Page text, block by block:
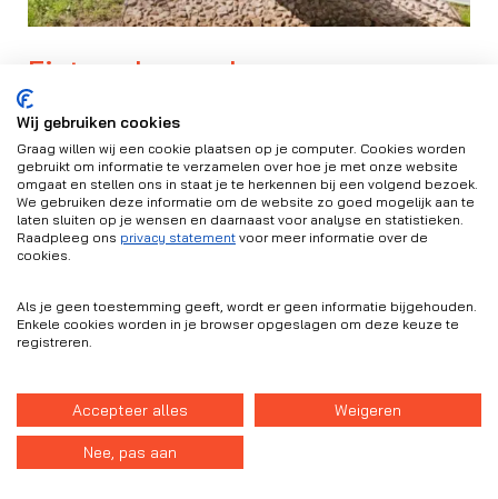
Fietspaden en -bruggen
buitengebied Enter
5 KM fietspad en 4 fietsbruggen
Bekijk project
Neem contact met
ons op.
Samen komen we tot
Wij gebruiken cookies
Graag willen wij een cookie plaatsen op je computer. Cookies worden
gebruikt om informatie te verzamelen over hoe je met onze website
omgaat en stellen ons in staat je te herkennen bij een volgend bezoek.
We gebruiken deze informatie om de website zo goed mogelijk aan te
laten sluiten op je wensen en daarnaast voor analyse en statistieken.
Raadpleeg ons privacy statement voor meer informatie over de
cookies.
Als je geen toestemming geeft, wordt er geen informatie bijgehouden.
Enkele cookies worden in je browser opgeslagen om deze keuze te
registreren.
Accepteer alles Weigeren
Nee, pas aan